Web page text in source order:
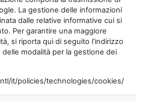
La gestione delle informazioni
dalle relative informative cui si
Per garantire una maggiore
si riporta qui di seguito l’indirizzo
delle modalità per la gestione dei
it/policies/technologies/cookies/